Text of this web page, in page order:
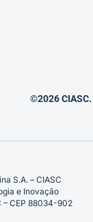
©2026 CIASC.
S.A. – CIASC
e Inovação
– CEP 88034-902